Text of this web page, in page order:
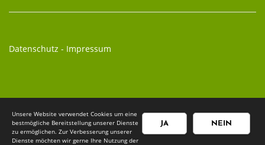
Datenschutz - Impressum
NEIN
JA
Unsere Website verwendet Cookies um eine
bestmögliche Bereitstellung unserer Dienste
zu ermöglichen. Zur Verbesserung unserer
Dienste möchten wir gerne Ihre Nutzung der